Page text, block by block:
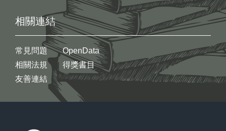
相關連結
常見問題
相關法規
友善連結
OpenData
得獎書目